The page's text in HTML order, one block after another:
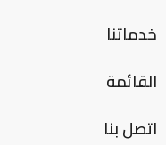
خدماتنا
القائمة
اتصل بنا